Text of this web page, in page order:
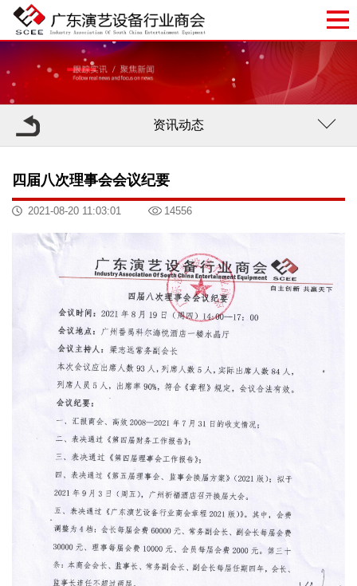
资讯动态
四届八次理事会会议纪要
2021-08-20 11:03:01 14556